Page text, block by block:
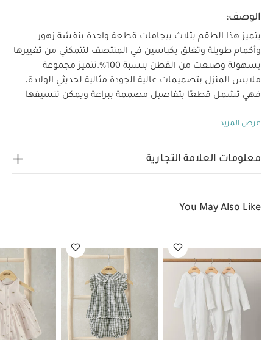
الوصف:
يتميز هذا الطقم بثلاث بيجامات قطعة واحدة بنقشة زهور
وأكمام طويلة وتغلق بكباسين في المنتصف لتتمكني من تغييرها
بسهولة وصنعت من القطن بنسبة 100‏‏‏‏%‏‏.
تتميز مجموعة
ملابس المنزل بتصميمات عالية الجودة مثالية لحديثي الولادة،
فهي تشمل قطعًا بتفاصيل مصممة ببراعة ويمكن تنسيقها
المفضل للآباء. تجمع مجموعة ويلكم تو ذا وورلد بين الخامات
أيامه الأولى.خصائص المنتج:
100‏‏‏‏%‏‏ قطن
غسل على درجة حرارة 40 درجة مئوية
ممنوع التنظيف الجاف
تغسل الألوان
الداكنة على حدة
كيّ على الجانب الداخلي قد يعجبك أيضاً:
طقم بيجاما قطعة واحدة عضوية بلون أبيض - 3 قطع
مربعات، قطعتين
فستان بزهور مطرزة فستان دينم بنمط قميص
فستان منسوج بنقشة مخططة
عرض المزيد
معلومات العلامة التجارية
You May Also Like